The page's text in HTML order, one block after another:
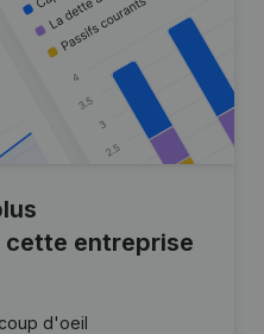
cette entreprise
d'oeil